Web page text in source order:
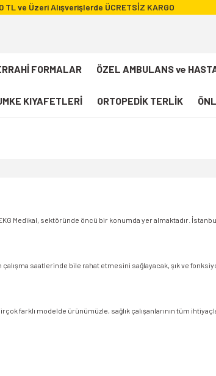
TL ve Üzeri Alışverişlerde ÜCRETSİZ KARGO
FORMALAR ÖZEL AMBULANS ve
KIYAFETLERİ ORTOPEDİK TERLİK
Beyaz Önlük
Paramedik Swit
EKG Medikal, sektöründe öncü bir konumda yer almaktadır.
çalışma saatlerinde bile rahat etmesini sağlayacak, şık ve
farklı modelde ürünümüzle, sağlık çalışanlarının tüm